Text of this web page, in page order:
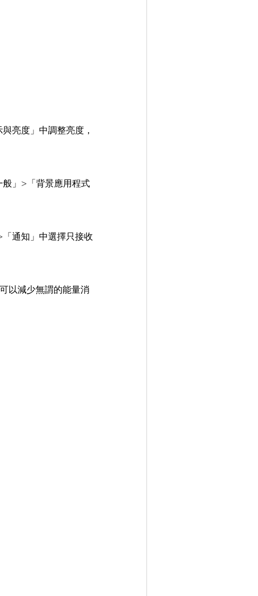
亮度」中調整亮度，
」>「背景應用程式
通知」中選擇只接收
以減少無謂的能量消